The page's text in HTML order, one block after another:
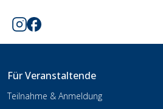
Für Veranstaltende
Teilnahme & Anmeldung